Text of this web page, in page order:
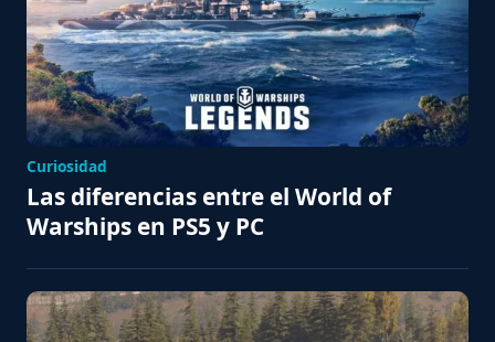
Curiosidad
Las diferencias entre el World of
Warships en PS5 y PC